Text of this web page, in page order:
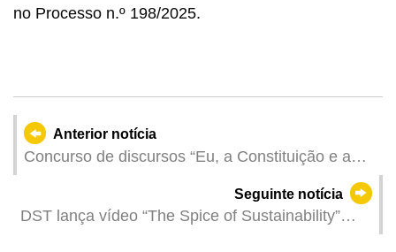
no Processo n.º 198/2025.
Anterior notícia
Concurso de discursos “Eu, a Constituição e a
Seguinte notícia
DST lança vídeo “The Spice of Sustainability”